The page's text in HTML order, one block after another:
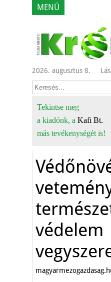
MENÜ
2026. augusztus 8.
Tekintse meg
a kiadónk, a Kafi Bt.
más tevékenységét is!
védelem